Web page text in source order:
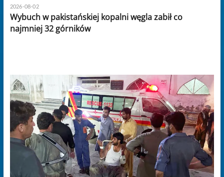
2026-08-02
Wybuch w pakistańskiej kopalni węgla zabił co
najmniej 32 górników